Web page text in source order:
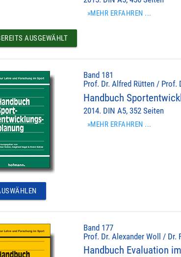
»MEHR ERFAHREN ...
AUSGEWÄHLT
Band 181
Prof. Dr. Alfred Rütten / Prof.
Handbuch
2014. DIN A5, 352 Seiten
»MEHR ERFAHREN ...
Band 177
Prof. Dr. Alexander Woll /
Handbuch Evaluation